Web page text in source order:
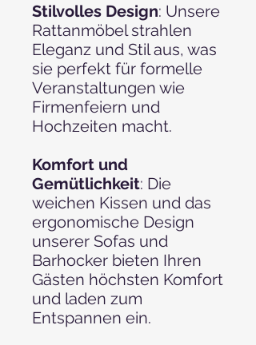
Stilvolles Design: Unsere
Rattanmöbel strahlen
Eleganz und Stil aus, was
sie perfekt für formelle
Veranstaltungen wie
Firmenfeiern und
Hochzeiten macht.
Komfort und
Gemütlichkeit: Die
weichen Kissen und das
ergonomische Design
unserer Sofas und
Barhocker bieten Ihren
Gästen höchsten Komfort
und laden zum
Entspannen ein.